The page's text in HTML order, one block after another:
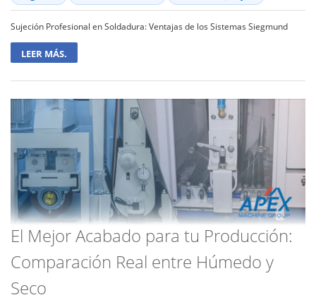
Sujeción Profesional en Soldadura: Ventajas de los Sistemas Siegmund
LEER MÁS.
El Mejor Acabado para tu Producción:
Comparación Real entre Húmedo y
Seco